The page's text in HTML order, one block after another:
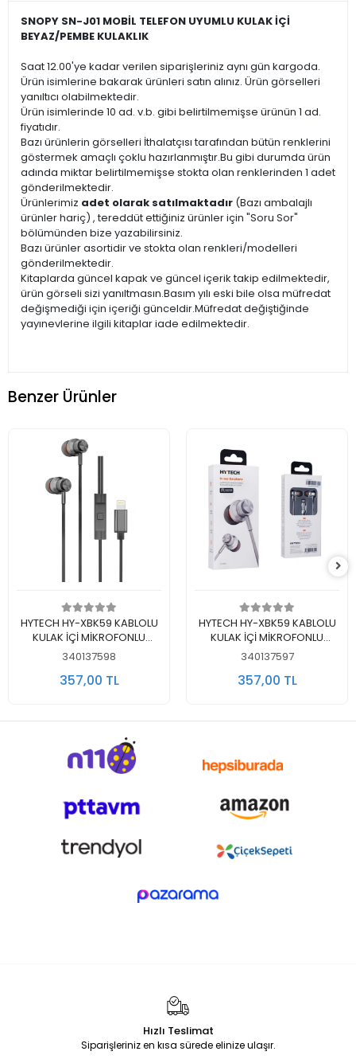
SNOPY SN-J01 MOBİL TELEFON UYUMLU KULAK İÇİ
BEYAZ/PEMBE KULAKLIK
Saat 12.00'ye kadar verilen siparişleriniz aynı gün kargoda.
Ürün isimlerine bakarak ürünleri satın alınız. Ürün görselleri
yanıltıcı olabilmektedir.
Ürün isimlerinde 10 ad. v.b. gibi belirtilmemişse ürünün 1 ad.
fiyatıdır.
Bazı ürünlerin görselleri İthalatçısı tarafından bütün renklerini
göstermek amaçlı çoklu hazırlanmıştır.Bu gibi durumda ürün
adında miktar belirtilmemişse stokta olan renklerinden 1 adet
gönderilmektedir.
Ürünlerimiz adet olarak satılmaktadır (Bazı ambalajlı
ürünler hariç) , tereddüt ettiğiniz ürünler için "Soru Sor"
bölümünden bize yazabilirsiniz.
Bazı ürünler asortidir ve stokta olan renkleri/modelleri
gönderilmektedir.
Kitaplarda güncel kapak ve güncel içerik takip edilmektedir,
ürün görseli sizi yanıltmasın.Basım yılı eski bile olsa müfredat
değişmediği için içeriği günceldir.Müfredat değiştiğinde
yayınevlerine ilgili kitaplar iade edilmektedir.
Benzer Ürünler
Sepete Ekle
HYTECH HY-XBK59 KABLOLU
KULAK İÇİ MİKROFONLU
KULAKLIK LIGHTNING SİYAH
340137598
357,00 TL
Sepete Ekle
HYTECH HY-XBK59 KABLOLU
KULAK İÇİ MİKROFONLU
KULAKLIK LIGHTNING BEYAZ
340137597
357,00 TL
Hızlı Teslimat
Siparişleriniz en kısa sürede elinize ulaşır.